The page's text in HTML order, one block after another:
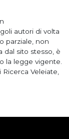
autori di volta
parziale, non
dal sito stesso, è
la legge vigente.
Veleiate,